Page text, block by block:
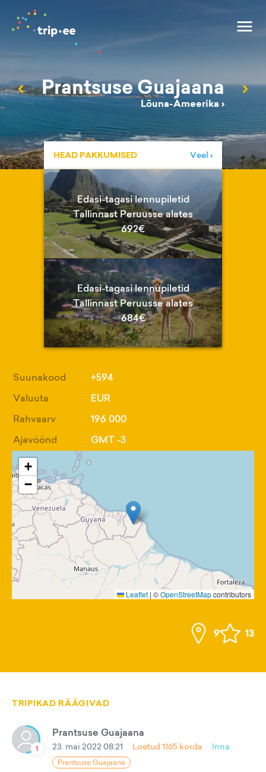
‹ Prantsuse Guajaana
Lõuna-Ameerika ›
›
HEAD PAKKUMISED Veel ›
Edasi-tagasi lennupiletid
Tallinnast Peruusse alates
692€
Edasi-tagasi lennupiletid
Tallinnast Peruusse alates
684€
Suunakood
+594
Valuuta
EUR
Rahvaarv
196 000
Ajavöönd
GMT -3
+
−
Leaflet | ©OpenStreetMapcontributors
9 13
TRIPIKAD RÄÄGIVAD
1
Prantsuse Guajaana
23. mai 2022 08:21 Loetud 1165 korda Inna
Prantsuse Guajaana